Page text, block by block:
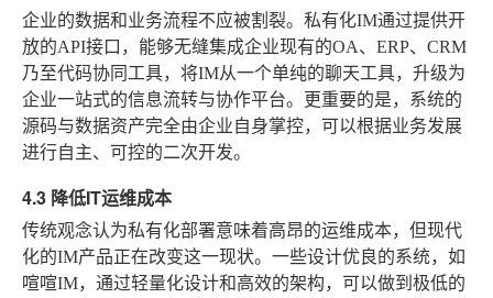
企业的数据和业务流程不应被割裂。私有化IM通过提供开
放的API接口，能够无缝集成企业现有的OA、ERP、CRM
乃至代码协同工具，将IM从一个单纯的聊天工具，升级为
企业一站式的信息流转与协作平台。更重要的是，系统的
源码与数据资产完全由企业自身掌控，可以根据业务发展
进行自主、可控的二次开发。
4.3 降低IT运维成本
传统观念认为私有化部署意味着高昂的运维成本，但现代
化的IM产品正在改变这一现状。一些设计优良的系统，如
喧喧IM，通过轻量化设计和高效的架构，可以做到极低的